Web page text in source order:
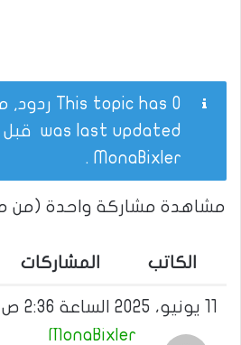
was last updated
MonaBixler
.
مشاهدة مشاركة واحدة (من
الكاتب المشاركات
MonaBixler